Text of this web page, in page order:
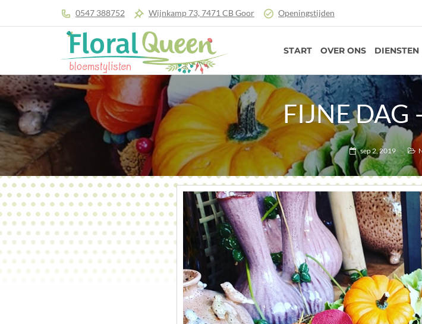
0547 388752 Wijnkamp 73, 7471 CB Goor Openingstijden
START OVER ONS DIENSTEN
FIJNE DAG
sep 2, 2019